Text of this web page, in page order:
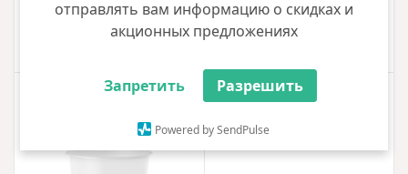
отправлять вам информацию о скидках и
акционных предложениях
Запретить Разрешить
Powered by SendPulse
120.00 грн 4590.00 грн
Новинка